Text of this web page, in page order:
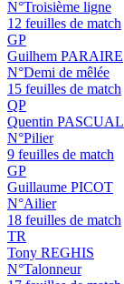
N°Troisième ligne
12 feuilles de match
GP
Guilhem PARAIRE
N°Demi de mêlée
15 feuilles de match
QP
Quentin PASCUAL
N°Pilier
9 feuilles de match
GP
Guillaume PICOT
N°Ailier
18 feuilles de match
TR
Tony REGHIS
N°Talonneur